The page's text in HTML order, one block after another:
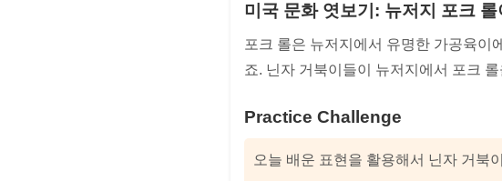
미국 문화 엿보기: 뉴저지 포크
포크 롤은 뉴저지에서 유명한 가공육이
죠. 닌자 거북이들이 뉴저지에서 포크
Practice Challenge
오늘 배운 표현을 활용해서 닌자 거북